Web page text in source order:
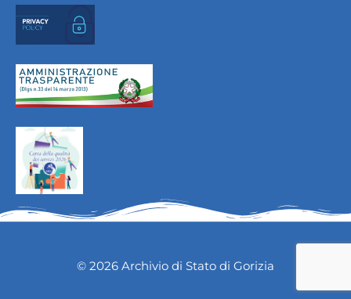
© 2026 Archivio di Stato di Gorizia